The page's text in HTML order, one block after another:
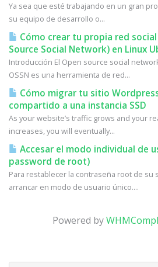
Ya sea que esté trabajando en un gran
su equipo de desarrollo o...
Cómo crear tu propia red social
Source Social Network) en Linux
Introducción El Open source social
OSSN es una herramienta de red...
Cómo migrar tu sitio
compartido a una instancia SSD
As your website’s traffic grows and your
increases, you will eventually...
Accesar el modo individual de
password de root)
Para restablecer la contraseña root de su
arrancar en modo de usuario único....
Powered by